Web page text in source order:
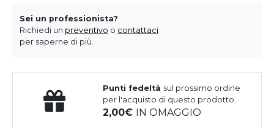
Sei un professionista?
Richiedi un preventivo o contattaci
per saperne di più.
Punti fedeltà sul prossimo ordine
per l'acquisto di questo prodotto.
2,00 IN OMAGGIO